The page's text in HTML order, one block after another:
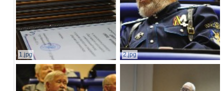
1.jpg 2.jpg